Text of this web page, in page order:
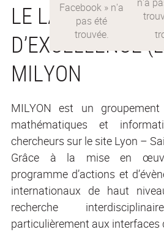
LE LABORATOIRE
D’EXCELLENCE
MILYON
MILYON est un
mathématiques et
chercheurs sur le site Lyon –
Grâce à la mise en
programme d’actions et
internationaux de haut
recherche
particulièrement aux interfaces